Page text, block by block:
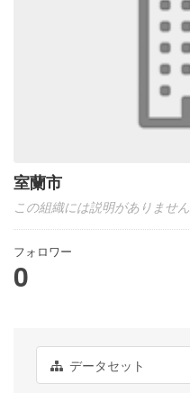
室蘭市
この組織には説明がありません
フォロワー
0
データセット